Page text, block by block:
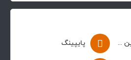
تجهیزات و ماشین آلات پایپینگ